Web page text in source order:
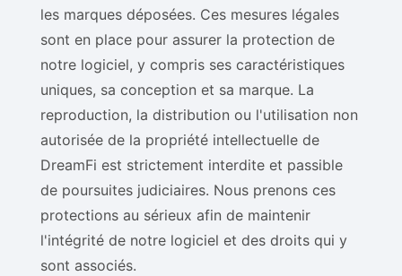
les marques déposées. Ces mesures légales
sont en place pour assurer la protection de
notre logiciel, y compris ses caractéristiques
uniques, sa conception et sa marque. La
reproduction, la distribution ou l'utilisation non
autorisée de la propriété intellectuelle de
DreamFi est strictement interdite et passible
de poursuites judiciaires. Nous prenons ces
protections au sérieux afin de maintenir
l'intégrité de notre logiciel et des droits qui y
sont associés.